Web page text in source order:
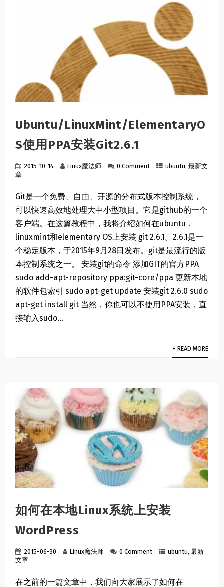
Ubuntu/LinuxMint/ElementaryO
S使用PPA安装Git2.6.1
2015-10-14 Linux魔法师 0 Comment ubuntu,最新文
章
Git是一个免费、自由、开源的分布式版本控制系统，
可以快速高效地处理大中小型项目。它是github的一个
客户端。在这篇教程中，我将介绍如何在ubuntu，
linuxmint和elementary OS上安装 git 2.6.1。2.6.1是一
个稳定版本，于2015年9月28日发布。git是最流行的版
本控制系统之一。 安装git的命令 添加GIT的官方PPA
sudo add-apt-repository ppa:git-core/ppa 更新本地
的软件包索引 sudo apt-get update 安装git 2.6.0 sudo
apt-get install git 当然，你也可以不使用PPA安装，直
接输入sudo...
+ READ MORE
如何在本地Linux系统上安装
WordPress
2015-06-30 Linux魔法师 0 Comment ubuntu,最新
文章
在之前的一篇文章中，我们向大家展示了如何在